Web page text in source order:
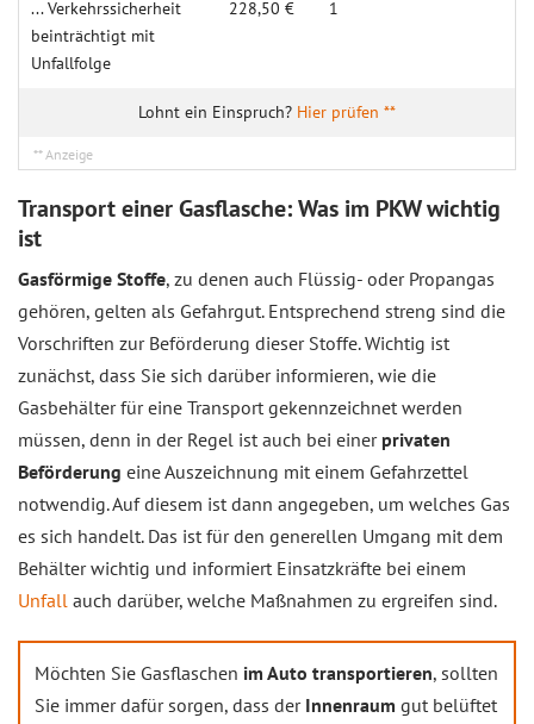
... Verkehrs­sicher­heit
bein­trächtigt mit
Unfall­folge
228,50 € 1
Hier prüfen **
Transport einer Gasflasche: Was im PKW wichtig
ist
Gasförmige Stoffe, zu denen auch Flüssig- oder Propangas
gehören, gelten als Gefahrgut. Entsprechend streng sind die
Vorschriften zur Beförderung dieser Stoffe. Wichtig ist
zunächst, dass Sie sich darüber informieren, wie die
Gasbehälter für eine Transport gekennzeichnet werden
müssen, denn in der Regel ist auch bei einer privaten
Beförderung eine Auszeichnung mit einem Gefahrzettel
notwendig. Auf diesem ist dann angegeben, um welches Gas
es sich handelt. Das ist für den generellen Umgang mit dem
Behälter wichtig und informiert Einsatzkräfte bei einem
Unfall auch darüber, welche Maßnahmen zu ergreifen sind.
Möchten Sie Gasflaschen im Auto transportieren, sollten
Sie immer dafür sorgen, dass der Innenraum gut belüftet